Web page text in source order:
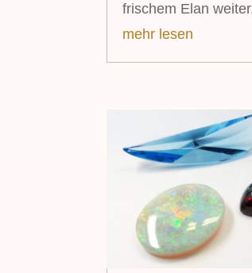
frischem Elan
mehr lesen